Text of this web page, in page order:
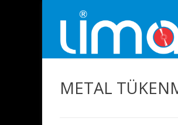
METAL